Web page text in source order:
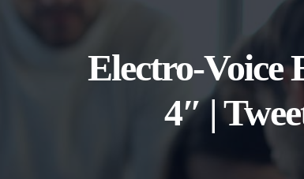
Electro-Voice
4″ |